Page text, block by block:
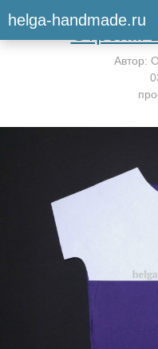
helga-handmade.ru
Вернуться
Строим
Автор: